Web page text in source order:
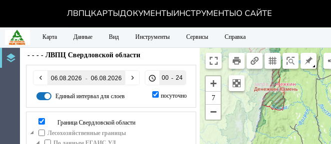
ЛВПЦКАРТЫДОКУМЕНТЫИНСТРУМЕНТЫО САЙТЕ